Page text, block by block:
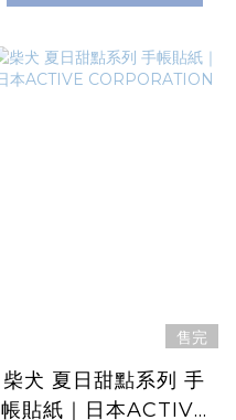
售完
柴犬 夏日甜點系列 手
帳貼紙｜日本ACTIVE